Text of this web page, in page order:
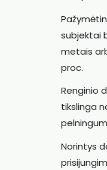
subjektai
metais
proc.
Renginio
tikslinga
Norintys